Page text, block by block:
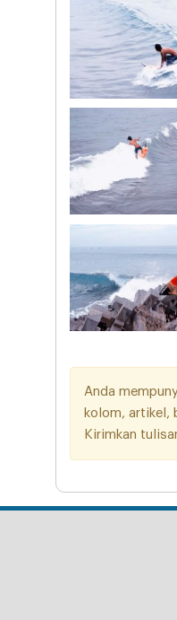
Anda
kolom, artikel,
Kirimkan